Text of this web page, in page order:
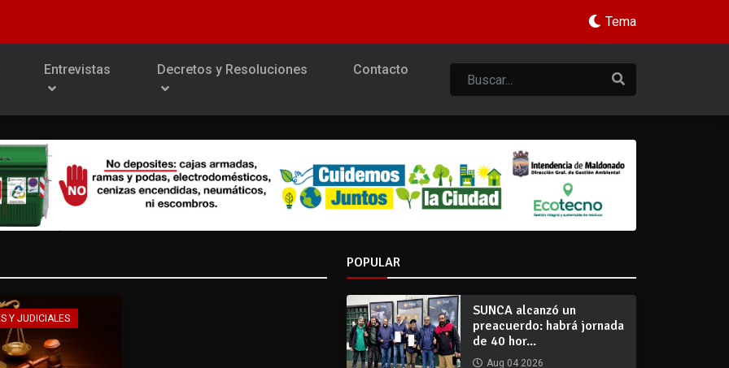
Tema
Entrevistas Decretos y Resoluciones Contacto
Y JUDICIALES
POPULAR
SUNCA alcanzó un
preacuerdo: habrá jornada
de 40 hor...
Aug 04 2026